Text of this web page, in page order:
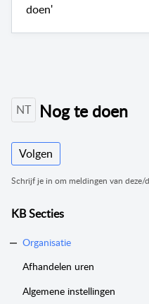
doen'
NT Nog te doen
Volgen
Schrijf je in om meldingen van deze/
KB Secties
Organisatie
Afhandelen uren
Algemene instellingen